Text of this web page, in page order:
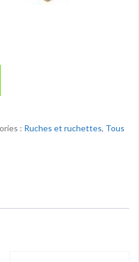
: Ruches et ruchettes, Tous